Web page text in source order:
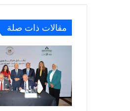
مقالات ذات صلة